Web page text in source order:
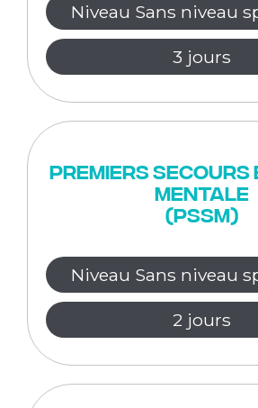
Niveau Sans niveau
3 jours
Premiers Secours
Mentale
(PSSM)
Niveau Sans niveau
2 jours